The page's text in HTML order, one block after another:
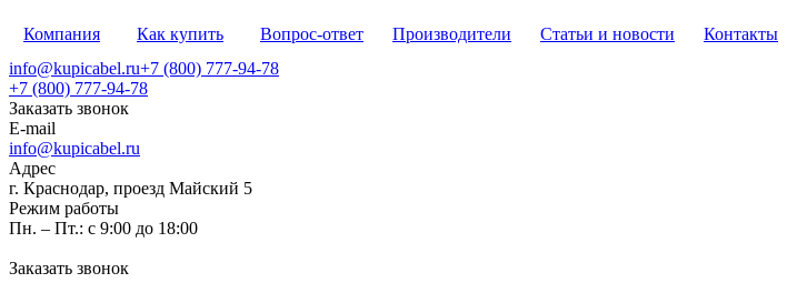
Компания Как купить Вопрос-ответ Производители Статьи и новости
Контакты
info@kupicabel.ru+7 (800) 777-94-78
+7 (800) 777-94-78
Заказать звонок
E-mail
info@kupicabel.ru
Адрес
г. Краснодар, проезд Майский 5
Режим работы
Пн. – Пт.: с 9:00 до 18:00
Заказать звонок